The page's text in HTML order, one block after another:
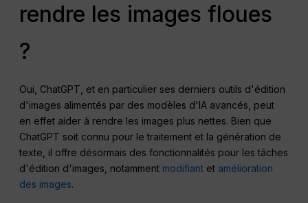
rendre les images floues
?
Oui, ChatGPT, et en particulier ses derniers outils d'édition
d'images alimentés par des modèles d'IA avancés, peut
en effet aider à rendre les images plus nettes. Bien que
ChatGPT soit connu pour le traitement et la génération de
texte, il offre désormais des fonctionnalités pour les tâches
d'édition d'images, notamment modifiant et amélioration
des images.